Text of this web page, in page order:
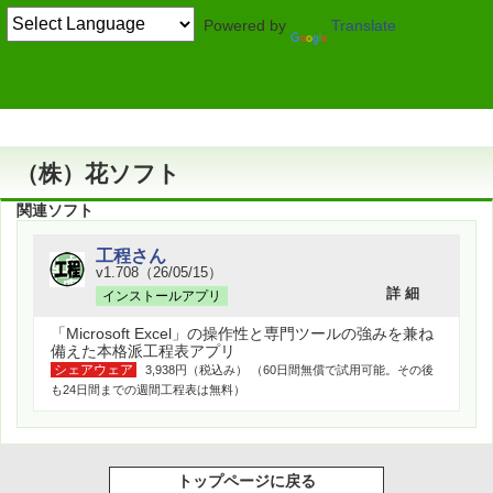
Powered by Translate
（株）花ソフト
関連ソフト
工程さん
v1.708（26/05/15）
インストールアプリ
詳 細
「Microsoft Excel」の操作性と専門ツールの強みを兼ね
備えた本格派工程表アプリ
シェアウェア
3,938円（税込み） （60日間無償で試用可能。その後
も24日間までの週間工程表は無料）
トップページに戻る